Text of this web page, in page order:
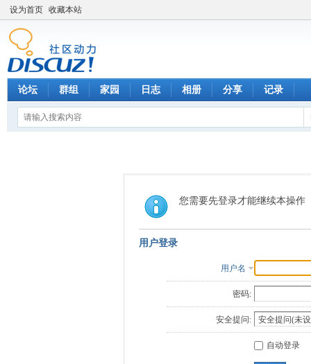
设为首页 收藏本站
论坛 群组 家园 日志 相册 分享 记录
您需要先登录才能继续本操作
用户登录
用户名
密码:
安全提问:
自动登录